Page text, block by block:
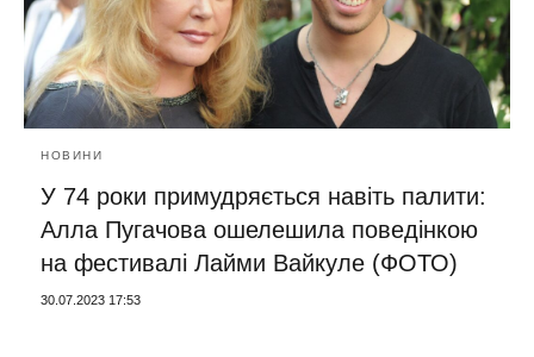
НОВИНИ
У 74 роки примудряється навіть палити:
Алла Пугачова ошелешила поведінкою
на фестивалі Лайми Вайкуле (ФОТО)
30.07.2023 17:53